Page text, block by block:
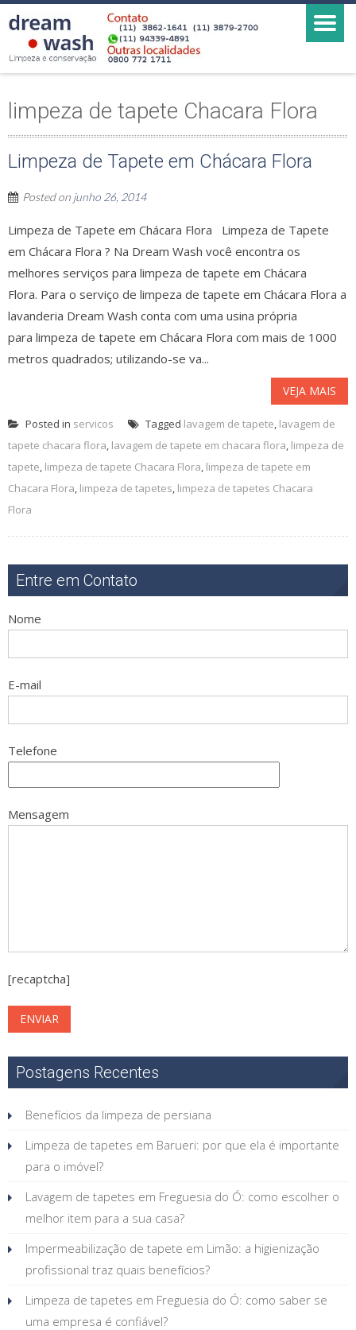
limpeza de tapete Chacara Flora
Limpeza de Tapete em Chácara Flora
Posted on junho 26, 2014
Limpeza de Tapete em Chácara Flora Limpeza de Tapete
em Chácara Flora ? Na Dream Wash você encontra os
melhores serviços para limpeza de tapete em Chácara
Flora. Para o serviço de limpeza de tapete em Chácara Flora a
lavanderia Dream Wash conta com uma usina própria
para limpeza de tapete em Chácara Flora com mais de 1000
metros quadrados; utilizando-se va...
VEJA MAIS
Posted in servicos Tagged lavagem de tapete, lavagem de
tapete chacara flora, lavagem de tapete em chacara flora, limpeza de
tapete, limpeza de tapete Chacara Flora, limpeza de tapete em
Chacara Flora, limpeza de tapetes, limpeza de tapetes Chacara
Flora
Entre em Contato
Nome
E-mail
Telefone
Mensagem
[recaptcha]
Postagens Recentes
Benefícios da limpeza de persiana
Limpeza de tapetes em Barueri: por que ela é importante
para o imóvel?
Lavagem de tapetes em Freguesia do Ó: como escolher o
melhor item para a sua casa?
Impermeabilização de tapete em Limão: a higienização
profissional traz quais benefícios?
Limpeza de tapetes em Freguesia do Ó: como saber se
uma empresa é confiável?